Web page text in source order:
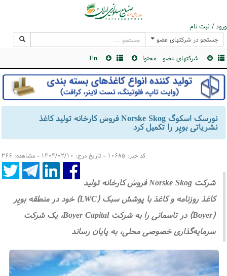
ورود / ثبت نام
جستجو در شرکتهای عضو
شرکتهای عضو محتوا En
نورسک اسکوگ Norske Skog فروش کارخانه تولید کاغذ
نشریاتی بویِر را تکمیل کرد
کد خبر: ۱۰۶۸۵ - تاریخ درج: ۱۴۰۴/۰۲/۱۰ - مشاهده: ۳۶۶
شرکت Norske Skog فروش کارخانه تولید
کاغذ روزنامه و کاغذ با پوشش سبک (LWC) خود در منطقه بویِر
(Boyer) در تاسمانی را به شرکت Boyer Capital، یک شرکت
سرمایه‌گذاری خصوصی محلی، به پایان رساند